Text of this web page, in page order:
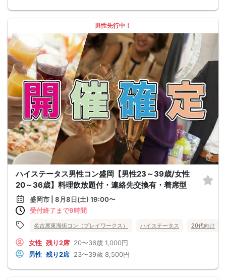
男性先行中！
ハイステータス男性コン盛岡【男性23～39歳/女性
20～36歳】料理飲放題付・連絡先交換有・着席型
盛岡市 | 8月8日(土) 19:00〜
受付終了まで9時間
名古屋東海街コン（プレイワークス） ハイステータス 20代向け
女性 残り2席 20〜36歳 1,000円
男性 残り2席 23〜39歳 8,500円